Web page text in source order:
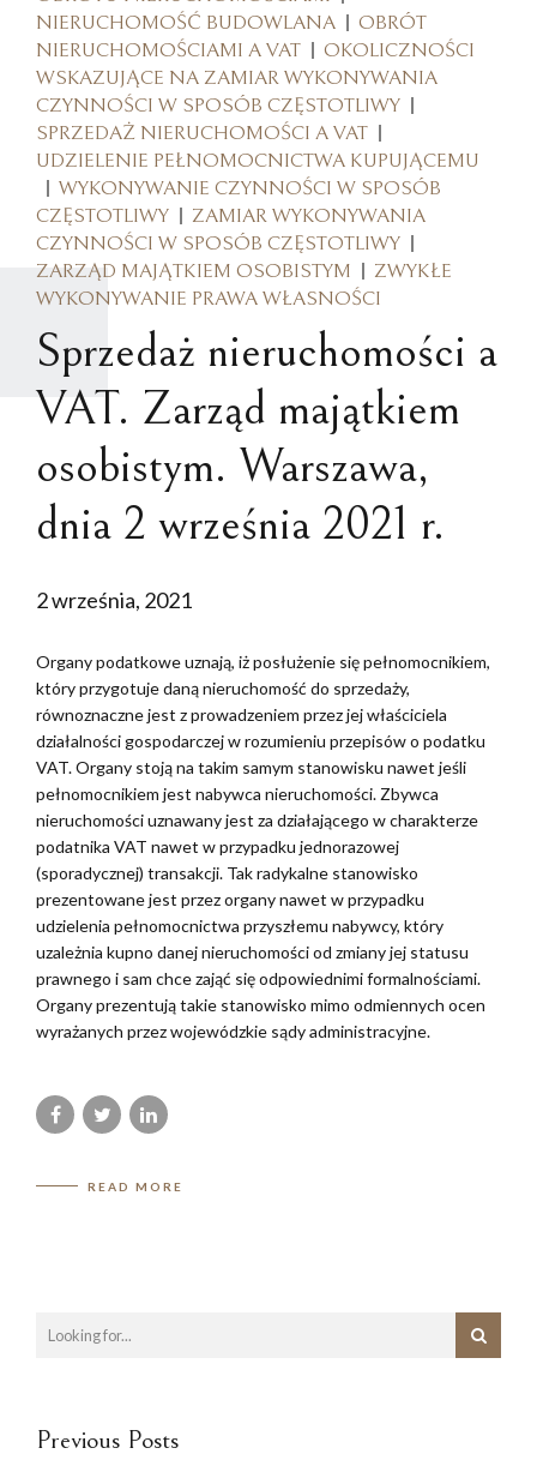
NIERUCHOMOŚĆ BUDOWLANA
OBRÓT
NIERUCHOMOŚCIAMI A VAT
OKOLICZNOŚCI
WSKAZUJĄCE NA ZAMIAR WYKONYWANIA
CZYNNOŚCI W SPOSÓB CZĘSTOTLIWY
SPRZEDAŻ NIERUCHOMOŚCI A VAT
UDZIELENIE PEŁNOMOCNICTWA KUPUJĄCEMU
WYKONYWANIE CZYNNOŚCI W SPOSÓB
CZĘSTOTLIWY
ZAMIAR WYKONYWANIA
CZYNNOŚCI W SPOSÓB CZĘSTOTLIWY
ZARZĄD MAJĄTKIEM OSOBISTYM
ZWYKŁE
WYKONYWANIE PRAWA WŁASNOŚCI
Sprzedaż nieruchomości a
VAT. Zarząd majątkiem
osobistym. Warszawa,
dnia 2 września 2021 r.
2 września, 2021
Organy podatkowe uznają, iż posłużenie się pełnomocnikiem,
który przygotuje daną nieruchomość do sprzedaży,
równoznaczne jest z prowadzeniem przez jej właściciela
działalności gospodarczej w rozumieniu przepisów o podatku
VAT. Organy stoją na takim samym stanowisku nawet jeśli
pełnomocnikiem jest nabywca nieruchomości. Zbywca
nieruchomości uznawany jest za działającego w charakterze
podatnika VAT nawet w przypadku jednorazowej
(sporadycznej) transakcji. Tak radykalne stanowisko
prezentowane jest przez organy nawet w przypadku
udzielenia pełnomocnictwa przyszłemu nabywcy, który
uzależnia kupno danej nieruchomości od zmiany jej statusu
prawnego i sam chce zająć się odpowiednimi formalnościami.
Organy prezentują takie stanowisko mimo odmiennych ocen
wyrażanych przez wojewódzkie sądy administracyjne.
READ MORE
Previous Posts